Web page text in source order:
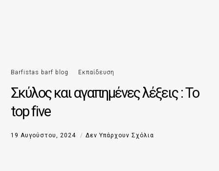
Barfistas barf blog Εκπαίδευση
Σκύλος και αγαπημένες λέξεις : Το
top five
19 Αυγούστου, 2024 Δεν Υπάρχουν Σχόλια